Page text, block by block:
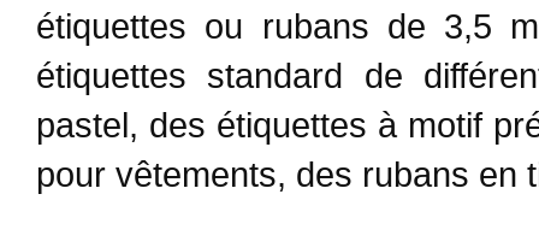
étiquettes ou rubans de 3,5
étiquettes standard de
pastel, des étiquettes à motif
pour vêtements, des rubans en